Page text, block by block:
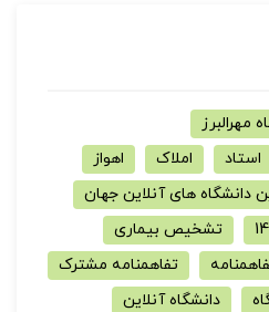
مهرالبرز
استاد املاک
اهواز
دانشگاه های آنلاین جهان
تشخیص بیماری
تفاهمنامه مشترک
دانشگاه آنلاین